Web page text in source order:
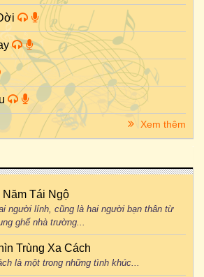
Xem thêm
Tái Ngộ
người lính, cũng là hai người bạn thân từ
ghế nhà trường...
Trùng Xa Cách
là một trong những tình khúc...